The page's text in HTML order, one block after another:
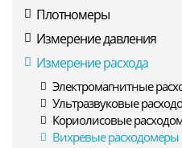
Плотномеры
Измерение давления
Измерение расхода
Электромагнитные
Ультразвуковые
Кориолисовые
Вихревые расходомеры